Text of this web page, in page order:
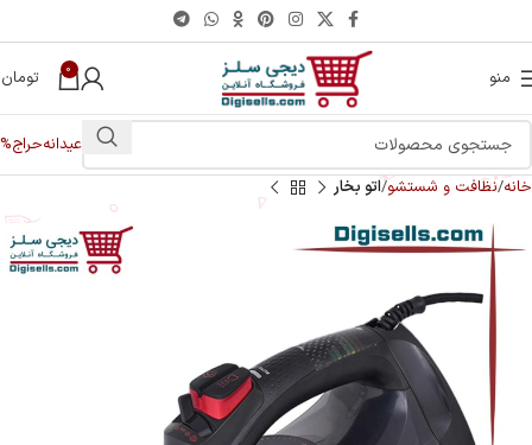
منو 0 تومان
عیدانهحراج%
خانه نظافت و شستشو اتو بخار